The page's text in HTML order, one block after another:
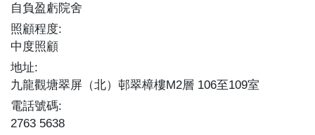
自負盈虧院舍
照顧程度:
中度照顧
地址:
九龍觀塘翠屏（北）邨翠樟樓M2層 106至109室
電話號碼:
2763 5638